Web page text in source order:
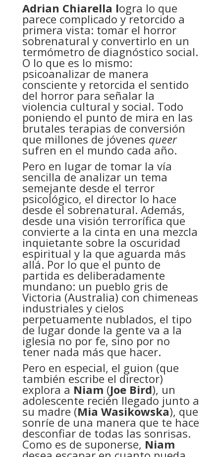
Adrian Chiarella logra lo que
parece complicado y retorcido a
primera vista: tomar el horror
sobrenatural y convertirlo en un
termómetro de diagnóstico social.
O lo que es lo mismo:
psicoanalizar de manera
consciente y retorcida el sentido
del horror para señalar la
violencia cultural y social. Todo
poniendo el punto de mira en las
brutales terapias de conversión
que millones de jóvenes queer
sufren en el mundo cada año.
Pero en lugar de tomar la vía
sencilla de analizar un tema
semejante desde el terror
psicológico, el director lo hace
desde el sobrenatural. Además,
desde una visión terrorífica que
convierte a la cinta en una mezcla
inquietante sobre la oscuridad
espiritual y la que aguarda más
allá. Por lo que el punto de
partida es deliberadamente
mundano: un pueblo gris de
Victoria (Australia) con chimeneas
industriales y cielos
perpetuamente nublados, el tipo
de lugar donde la gente va a la
iglesia no por fe, sino por no
tener nada más que hacer.
Pero en especial, el guion (que
también escribe el director)
explora a Niam (Joe Bird), un
adolescente recién llegado junto a
su madre (Mia Wasikowska), que
sonríe de una manera que te hace
desconfiar de todas las sonrisas.
Como es de suponerse, Niam